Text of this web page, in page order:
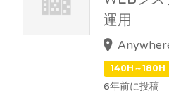
運用
140H～180H
6年前に投稿